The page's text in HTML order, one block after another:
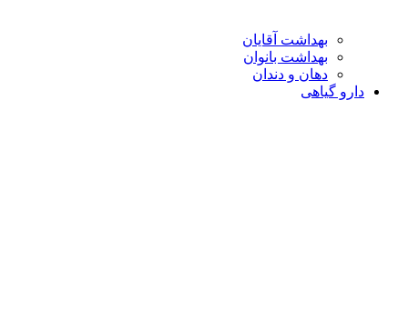
بهداشت آقایان
بهداشت بانوان
دهان و دندان
دارو گیاهی